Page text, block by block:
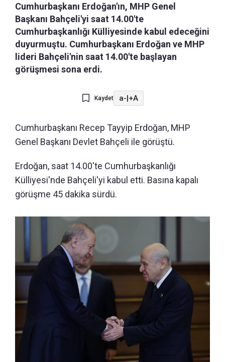
Cumhurbaşkanı Erdoğan'ın, MHP Genel
Başkanı Bahçeli'yi saat 14.00'te
Cumhurbaşkanlığı Külliyesinde kabul edeceğini
duyurmuştu. Cumhurbaşkanı Erdoğan ve MHP
lideri Bahçeli'nin saat 14.00'te başlayan
görüşmesi sona erdi.
Kaydet a-|+A
Cumhurbaşkanı Recep Tayyip Erdoğan, MHP
Genel Başkanı Devlet Bahçeli ile görüştü.
Erdoğan, saat 14.00'te Cumhurbaşkanlığı
Külliyesi'nde Bahçeli'yi kabul etti. Basına kapalı
görüşme 45 dakika sürdü.